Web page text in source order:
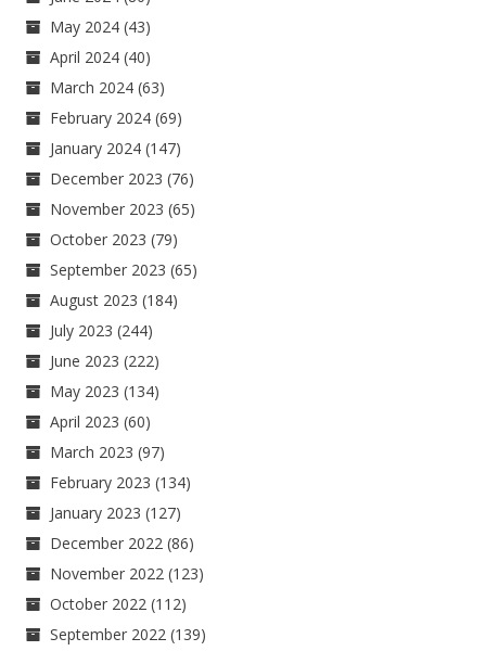
May 2024 (43)
April 2024 (40)
March 2024 (63)
February 2024 (69)
January 2024 (147)
December 2023 (76)
November 2023 (65)
October 2023 (79)
September 2023 (65)
August 2023 (184)
July 2023 (244)
June 2023 (222)
May 2023 (134)
April 2023 (60)
March 2023 (97)
February 2023 (134)
January 2023 (127)
December 2022 (86)
November 2022 (123)
October 2022 (112)
September 2022 (139)